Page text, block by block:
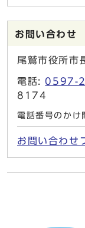
お問い合わせ
尾鷲市役所市
電話: 0597-
8174
電話番号のかけ
お問い合わせ